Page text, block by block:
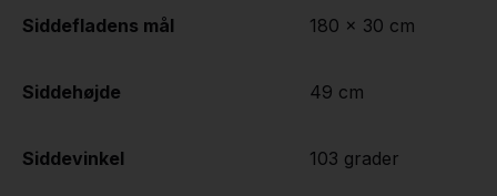
Siddefladens mål
Siddehøjde
Siddevinkel
180 x 30 cm
49 cm
103 grader